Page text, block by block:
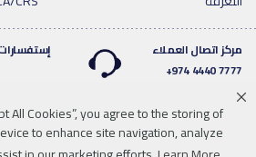
All Cookies”, you agree to the storing of
to enhance site navigation, analyze
مركز اتصال العملاء
7777 4440 974+
InstagramfacebookWhatsapp
twitteryoutube